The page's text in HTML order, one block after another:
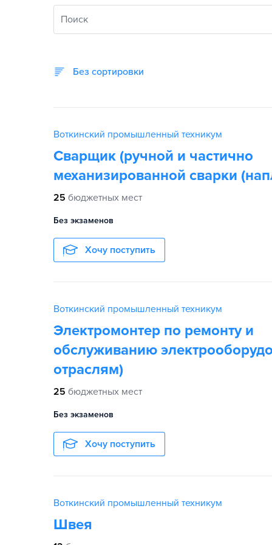
Поиск
Без сортировки
Воткинский промышленный техникум
Сварщик (ручной и частично
механизированной сварки
25 бюджетных мест
Без экзаменов
Хочу поступить
Воткинский промышленный техникум
Электромонтер по ремонту и
обслуживанию
отраслям)
25 бюджетных мест
Без экзаменов
Хочу поступить
Воткинский промышленный техникум
Швея